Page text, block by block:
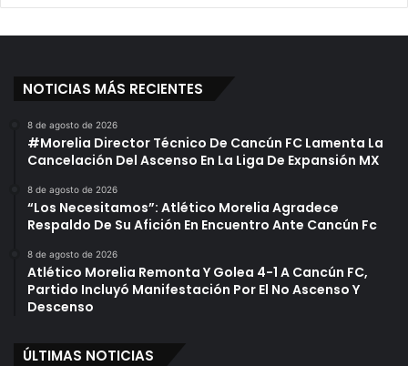
NOTICIAS MÁS RECIENTES
8 de agosto de 2026
#Morelia Director Técnico De Cancún FC Lamenta La
Cancelación Del Ascenso En La Liga De Expansión MX
8 de agosto de 2026
“Los Necesitamos”: Atlético Morelia Agradece
Respaldo De Su Afición En Encuentro Ante Cancún Fc
8 de agosto de 2026
Atlético Morelia Remonta Y Golea 4-1 A Cancún FC,
Partido Incluyó Manifestación Por El No Ascenso Y
Descenso
ÚLTIMAS NOTICIAS